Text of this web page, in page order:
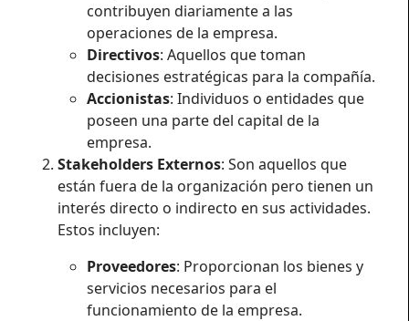
contribuyen diariamente a las
operaciones de la empresa.
Directivos: Aquellos que toman
decisiones estratégicas para la compañía.
Accionistas: Individuos o entidades que
poseen una parte del capital de la
empresa.
Stakeholders Externos: Son aquellos que
están fuera de la organización pero tienen un
interés directo o indirecto en sus actividades.
Estos incluyen:
Proveedores: Proporcionan los bienes y
servicios necesarios para el
funcionamiento de la empresa.